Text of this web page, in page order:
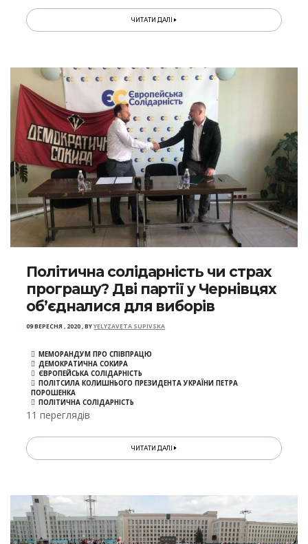
ЧИТАТИ ДАЛІ
Політична солідарність чи страх
програшу? Дві партії у Чернівцях
об’єдналися для виборів
09 ВЕРЕСНЯ , 2020,BYYELYZAVETA SUPIVSKA
МЕМОРАНДУМ ПРО СПІВПРАЦЮ
ДЕМОКРАТИЧНА СОКИРА
ЄВРОПЕЙСЬКА СОЛІДАРНІСТЬ
ПОЛІТСИЛА КОЛИШНЬОГО ПРЕЗИДЕНТА УКРАЇНИ ПЕТРА
ПОРОШЕНКА
ПОЛІТИЧНА СОЛІДАРНІСТЬ
11 переглядів
ЧИТАТИ ДАЛІ